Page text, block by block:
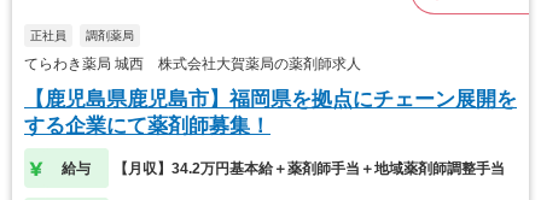
正社員 調剤薬局
てらわき薬局 城西 株式会社大賀薬局の薬剤師求人
【鹿児島県鹿児島市】福岡県を拠点にチェーン展開を
する企業にて薬剤師募集！
給与 【月収】34.2万円基本給＋薬剤師手当＋地域薬剤師調整手当